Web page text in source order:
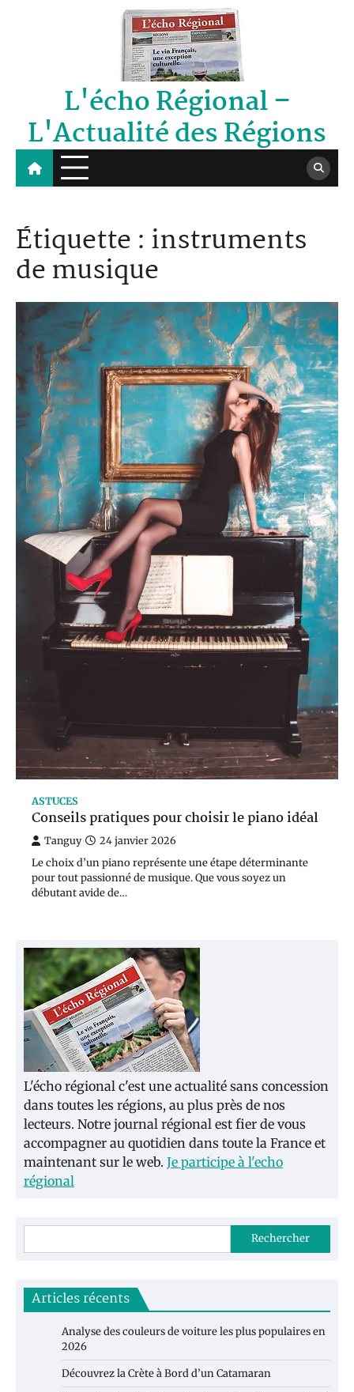
L'écho Régional –
L'Actualité des Régions
Étiquette : instruments
de musique
ASTUCES
Conseils pratiques pour choisir le piano idéal
Tanguy 24 janvier 2026
Le choix d’un piano représente une étape déterminante
pour tout passionné de musique. Que vous soyez un
débutant avide de…
L'écho régional c'est une actualité sans concession
dans toutes les régions, au plus près de nos
lecteurs. Notre journal régional est fier de vous
accompagner au quotidien dans toute la France et
maintenant sur le web. Je participe à l'echo
régional
Rechercher
Articles récents
Analyse des couleurs de voiture les plus populaires en
2026
Découvrez la Crète à Bord d’un Catamaran